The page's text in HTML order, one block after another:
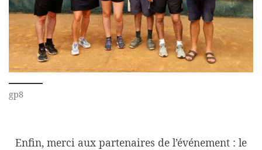
gp8
Enfin, merci aux partenaires de l’événement : le